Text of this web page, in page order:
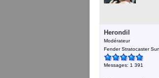
Herondil
Modérateur
Fender Stratocaster
Messages: 1 391